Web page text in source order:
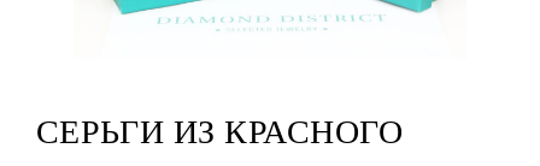
СЕРЬГИ ИЗ КРАСНОГО